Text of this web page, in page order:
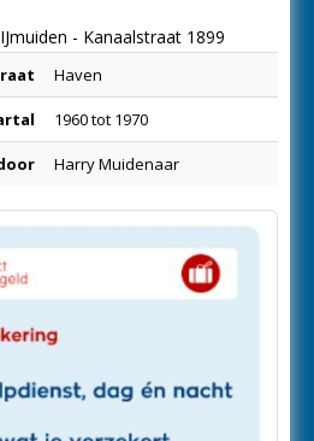
- Kanaalstraat 1899
Haven
1960 tot 1970
Harry Muidenaar